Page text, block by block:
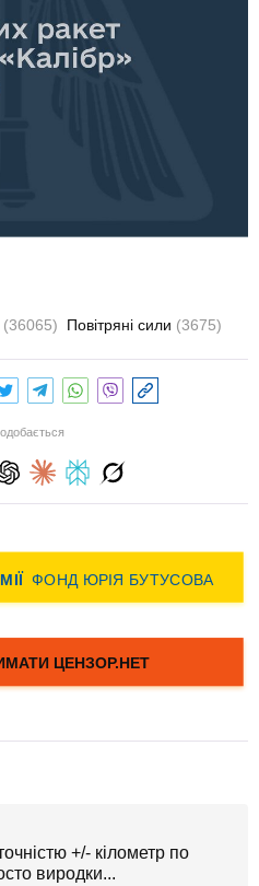
(36065) Повітряні сили (3675)
+/- кілометр по
виродки...